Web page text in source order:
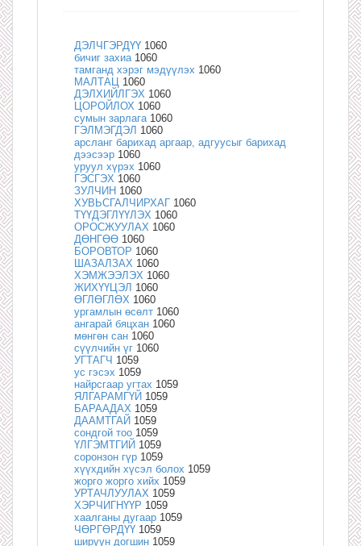
ДЭЛЧГЭРДҮҮ 1060
бичиг захиа 1060
тамганд хэрэг мэдүүлэх 1060
МАЛТАЦ 1060
ДЭЛХИЙЛГЭХ 1060
ЦОРОЙЛОХ 1060
сумын зарлага 1060
ГЭЛМЭГДЭЛ 1060
арсланг барихад аргаар, адгуусыг барихад
дээсээр 1060
уруул хүрэх 1060
ГЭСГЭХ 1060
ЗУЛЧИН 1060
ХУВЬСГАЛЧИРХАГ 1060
ТҮҮДЭГЛҮҮЛЭХ 1060
ОРОСЖУУЛАХ 1060
ДӨНГӨӨ 1060
БОРОВТОР 1060
ШАЗАЛЗАХ 1060
ХЭМЖЭЭЛЭХ 1060
ЖИХҮҮЦЭЛ 1060
ӨГЛӨГЛӨХ 1060
ургамлын өсөлт 1060
ангарай бяцхан 1060
мөнгөн сан 1060
сүүлчийн үг 1060
УГТАГЧ 1059
ус гэсэх 1059
найрсгаар угтах 1059
ЯЛГАРАМГҮЙ 1059
БАРААДАХ 1059
ДААМТГАЙ 1059
сондгой тоо 1059
ҮЛГЭМТГИЙ 1059
соронзон гүр 1059
хүүхдийн хүсэл болох 1059
жорго жорго хийх 1059
УРТАЧЛУУЛАХ 1059
ХЭРЧИГНҮҮР 1059
хаалганы дугаар 1059
ЧӨРГӨРДҮҮ 1059
ширүүн догшин 1059